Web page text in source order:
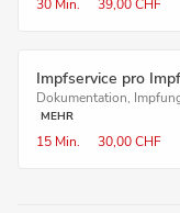
30 Min. 39,00 CHF
Impf­service pro
Dokumentation,
MEHR
15 Min. 30,00 CHF